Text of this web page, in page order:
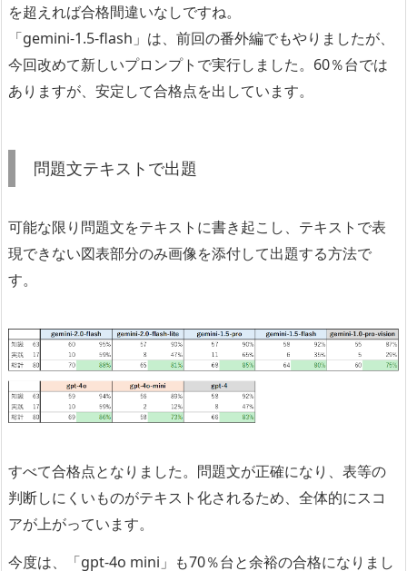
を超えれば合格間違いなしですね。
「gemini-1.5-flash」は、前回の番外編でもやりましたが、
今回改めて新しいプロンプトで実行しました。60％台では
ありますが、安定して合格点を出しています。
問題文テキストで出題
可能な限り問題文をテキストに書き起こし、テキストで表
現できない図表部分のみ画像を添付して出題する方法で
す。
すべて合格点となりました。問題文が正確になり、表等の
判断しにくいものがテキスト化されるため、全体的にスコ
アが上がっています。
今度は、「gpt-4o mini」も70％台と余裕の合格になりまし